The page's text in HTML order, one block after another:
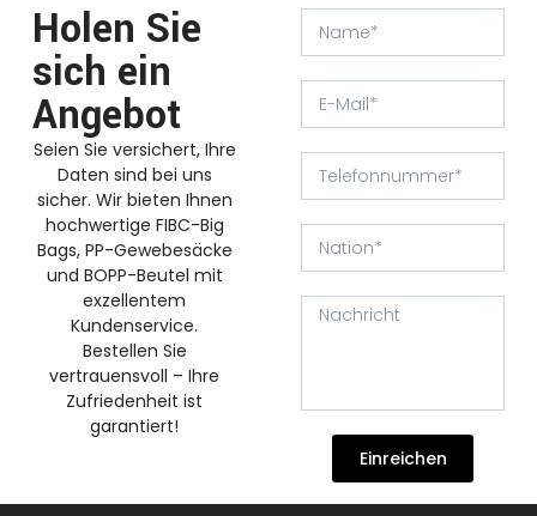
Holen Sie
sich ein
Angebot
Seien Sie versichert, Ihre
Daten sind bei uns
sicher. Wir bieten Ihnen
hochwertige FIBC-Big
Bags, PP-Gewebesäcke
und BOPP-Beutel mit
exzellentem
Kundenservice.
Bestellen Sie
vertrauensvoll – Ihre
Zufriedenheit ist
garantiert!
Einreichen